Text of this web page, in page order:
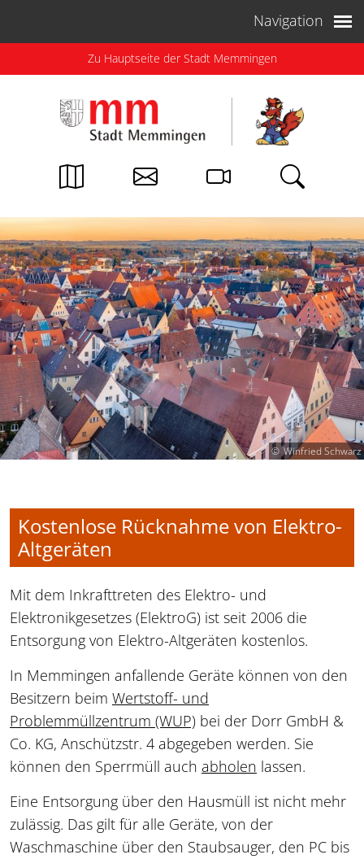
Navigation
Zu Hauptseite der Stadt Memmingen
Winfried Schwarz
Kostenlose Rücknahme von Elektro-
Altgeräten
Mit dem Inkrafttreten des Elektro- und
Elektronikgesetzes (ElektroG) ist seit 2006 die
Entsorgung von Elektro-Altgeräten kostenlos.
In Memmingen anfallende Geräte können von den
Besitzern beim Wertstoff- und
Problemmüllzentrum (WUP) bei der Dorr GmbH &
Co. KG, Anschützstr. 4 abgegeben werden. Sie
können den Sperrmüll auch abholen lassen.
Eine Entsorgung über den Hausmüll ist nicht mehr
zulässig. Das gilt für alle Geräte, von der
Waschmaschine über den Staubsauger, den PC bis